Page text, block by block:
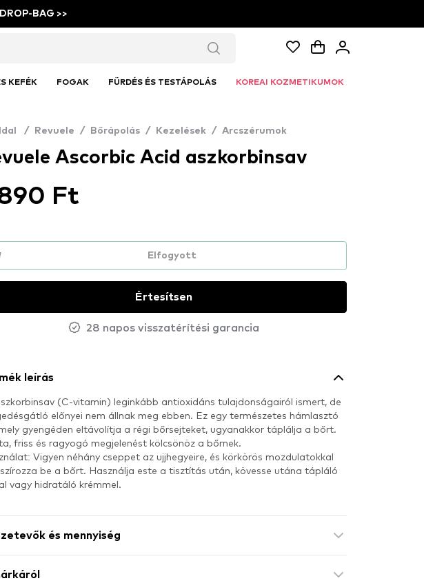
BAG >>
KEFÉK FOGAK FÜRDÉS ÉS TESTÁPOLÁS KOREAI KOZMETIKUMOK
/ Revuele / Bőrápolás / Kezelések / Arcszérumok
Ascorbic Acid aszkorbinsav
Ft
Elfogyott
Értesítsen
28 napos visszatérítési garancia
leírás
(C-vitamin) leginkább antioxidáns tulajdonságairól ismert, de
előnyei nem állnak meg ebben. Ez egy természetes hámlasztó
gyengéden eltávolítja a régi bőrsejteket, ugyanakkor táplálja a bőrt.
friss és ragyogó megjelenést kölcsönöz a bőrnek.
Vigyen néhány cseppet az ujjhegyeire, és körkörös mozdulatokkal
be a bőrt. Használja este a tisztítás után, kövesse utána tápláló
vagy hidratáló krémmel.
és mennyiség